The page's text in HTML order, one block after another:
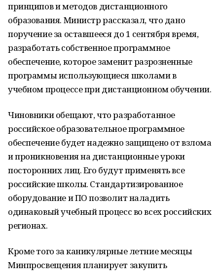
принципов и методов дистанционного
образования. Министр рассказал, что дано
поручение за оставшееся до 1 сентября время,
разработать собственное программное
обеспечение, которое заменит разрозненные
программы использующиеся школами в
учебном процессе при дистанционном обучении.
Чиновники обещают, что разработанное
российское образовательное программное
обеспечение будет надежно защищено от взлома
и проникновения на дистанционные уроки
посторонних лиц. Его будут применять все
российские школы. Стандартизированное
оборудование и ПО позволит наладить
одинаковый учебный процесс во всех российских
регионах.
Кроме того за каникулярные летние месяцы
Минпросвещения планирует закупить